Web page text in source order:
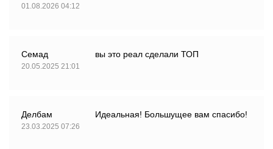
01.08.2026 04:12
Семад
20.05.2025 21:01
вы это реал сделали ТОП
Делбам
23.03.2025 07:26
Идеальная! Большущее вам спасибо!